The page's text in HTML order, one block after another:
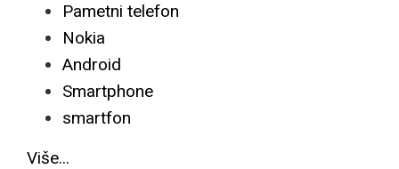
Pametni telefon
Nokia
Android
Smartphone
smartfon
Više...